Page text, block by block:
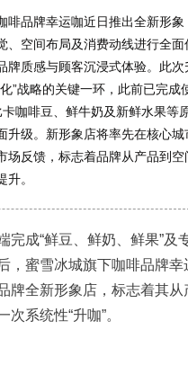
啡品牌幸运咖近日推出全新形象
、空间布局及消费动线进行全面
牌质感与顾客沉浸式体验。此次
”战略的关键一环，此前已完成
咖啡豆、鲜牛奶及新鲜水果等
升级。新形象店将率先在核心城
场反馈，标志着品牌从产品到空
。
完成“鲜豆、鲜奶、鲜果”及
，蜜雪冰城旗下咖啡品牌幸
牌全新形象店，标志着其从
系统性“升咖”。